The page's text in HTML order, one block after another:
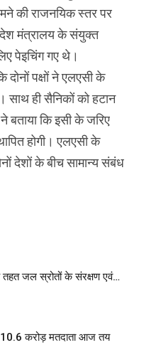
की राजनयिक स्तर पर
मंत्रालय के संयुक्त
पेइचिंग गए थे।
पक्षों ने एलएसी के
साथ ही सैनिकों को हटान
बताया कि इसी के जरिए
होगी। एलएसी के
देशों के बीच सामान्य संबंध
तहत जल स्रोतों के संरक्षण एवं…
करोड़ मतदाता आज तय